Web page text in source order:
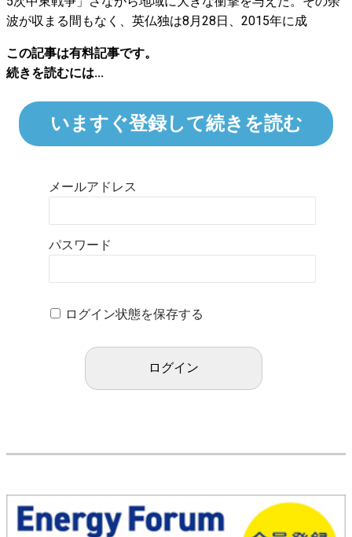
波が収まる間もなく、英仏独は8月28日、2015年に成
この記事は有料記事です。
続きを読むには...
いますぐ登録して続きを読む
メールアドレス
パスワード
ログイン状態を保存する